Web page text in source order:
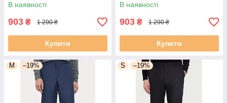
В наявності
903 ₴ 1 290 ₴
Купити
В наявності
903 ₴ 1 290 ₴
Купити
M –19% S –19%